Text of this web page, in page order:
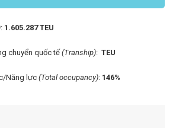
: 1.605.287 TEU
chuyển quốc tế(Tranship): TEU
Năng lực (Total occupancy): 146%